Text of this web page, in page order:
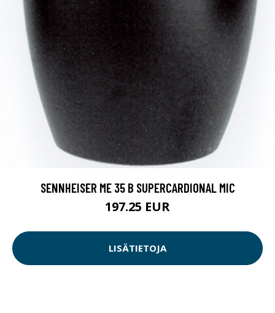
SENNHEISER ME 35 B SUPERCARDIONAL MIC
197.25 EUR
LISÄTIETOJA